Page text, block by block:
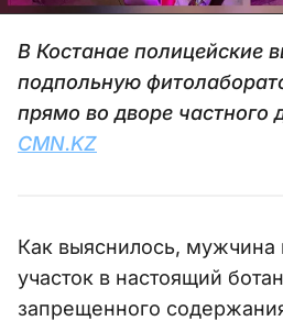
В Костанае полицейские
подпольную
прямо во дворе частного
CMN.KZ
Как выяснилось, мужчина
участок в настоящий
запрещенного